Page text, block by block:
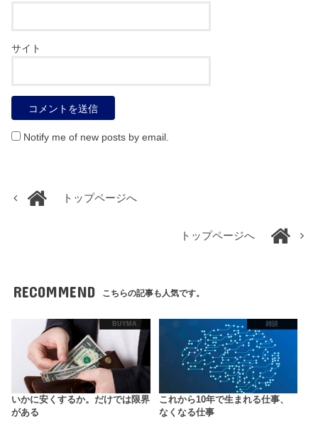
サイト
Notify me of new posts by email.
トップページへ
トップページへ
RECOMMEND こちらの記事も人気です。
BUYMA
いかに安くするか。だけでは限界
がある
雑談
これから10年で生まれる仕事、
なくなる仕事